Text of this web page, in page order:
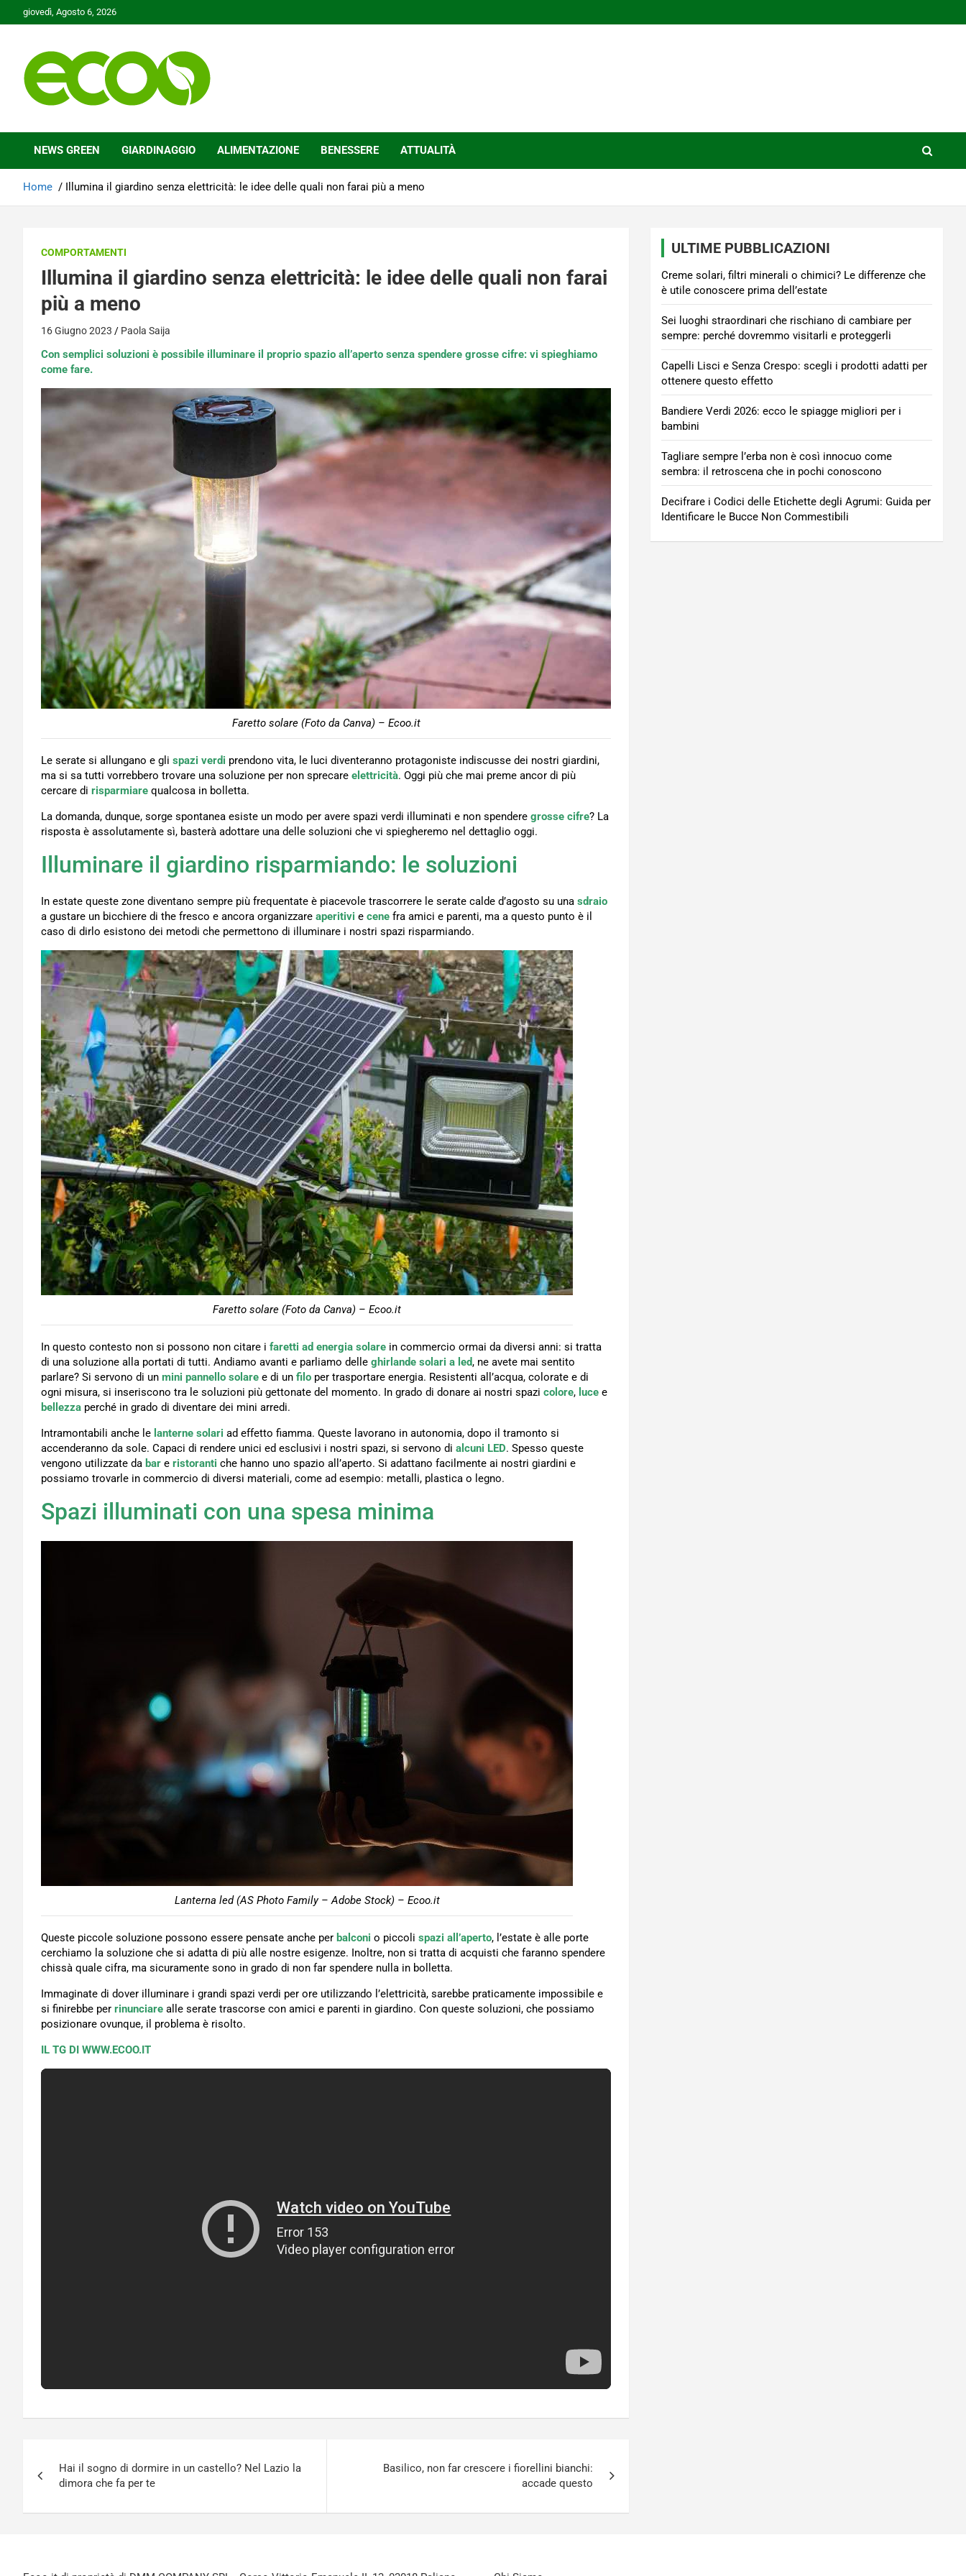
to
giovedì, Agosto 6, 2026
Ecoo.it
NEWS GREEN GIARDINAGGIO ALIMENTAZIONE BENESSERE ATTUALITÀ
Home Illumina il giardino senza elettricità: le idee delle quali non farai più a meno
COMPORTAMENTI
Illumina il giardino senza elettricità: le idee delle quali non farai
più a meno
16 Giugno 2023 Paola Saija
Con semplici soluzioni è possibile illuminare il proprio spazio all’aperto senza spendere grosse cifre: vi spieghiamo
come fare.
Faretto solare (Foto da Canva) – Ecoo.it
Le serate si allungano e gli spazi verdi prendono vita, le luci diventeranno protagoniste indiscusse dei nostri giardini,
ma si sa tutti vorrebbero trovare una soluzione per non sprecare elettricità. Oggi più che mai preme ancor di più
cercare di risparmiare qualcosa in bolletta.
La domanda, dunque, sorge spontanea esiste un modo per avere spazi verdi illuminati e non spendere grosse cifre? La
risposta è assolutamente sì, basterà adottare una delle soluzioni che vi spiegheremo nel dettaglio oggi.
Illuminare il giardino risparmiando: le soluzioni
In estate queste zone diventano sempre più frequentate è piacevole trascorrere le serate calde d’agosto su una sdraio
a gustare un bicchiere di the fresco e ancora organizzare aperitivi e cene fra amici e parenti, ma a questo punto è il
caso di dirlo esistono dei metodi che permettono di illuminare i nostri spazi risparmiando.
Faretto solare (Foto da Canva) – Ecoo.it
In questo contesto non si possono non citare i faretti ad energia solare in commercio ormai da diversi anni: si tratta
di una soluzione alla portati di tutti. Andiamo avanti e parliamo delle ghirlande solari a led, ne avete mai sentito
parlare? Si servono di un mini pannello solare e di un filo per trasportare energia. Resistenti all’acqua, colorate e di
ogni misura, si inseriscono tra le soluzioni più gettonate del momento. In grado di donare ai nostri spazi colore, luce e
bellezza perché in grado di diventare dei mini arredi.
Intramontabili anche le lanterne solari ad effetto fiamma. Queste lavorano in autonomia, dopo il tramonto si
accenderanno da sole. Capaci di rendere unici ed esclusivi i nostri spazi, si servono di alcuni LED. Spesso queste
vengono utilizzate da bar e ristoranti che hanno uno spazio all’aperto. Si adattano facilmente ai nostri giardini e
possiamo trovarle in commercio di diversi materiali, come ad esempio: metalli, plastica o legno.
Spazi illuminati con una spesa minima
Lanterna led (AS Photo Family – Adobe Stock) – Ecoo.it
Queste piccole soluzione possono essere pensate anche per balconi o piccoli spazi all’aperto, l’estate è alle porte
cerchiamo la soluzione che si adatta di più alle nostre esigenze. Inoltre, non si tratta di acquisti che faranno spendere
chissà quale cifra, ma sicuramente sono in grado di non far spendere nulla in bolletta.
Immaginate di dover illuminare i grandi spazi verdi per ore utilizzando l’elettricità, sarebbe praticamente impossibile e
si finirebbe per rinunciare alle serate trascorse con amici e parenti in giardino. Con queste soluzioni, che possiamo
posizionare ovunque, il problema è risolto.
IL TG DI WWW.ECOO.IT
articoli
Hai il sogno di dormire in un castello? Nel Lazio la
dimora che fa per te
Basilico, non far crescere i fiorellini bianchi:
accade questo
ULTIME PUBBLICAZIONI
Creme solari, filtri minerali o chimici? Le differenze che
è utile conoscere prima dell’estate
Sei luoghi straordinari che rischiano di cambiare per
sempre: perché dovremmo visitarli e proteggerli
Capelli Lisci e Senza Crespo: scegli i prodotti adatti per
ottenere questo effetto
Bandiere Verdi 2026: ecco le spiagge migliori per i
bambini
Tagliare sempre l’erba non è così innocuo come
sembra: il retroscena che in pochi conoscono
Decifrare i Codici delle Etichette degli Agrumi: Guida per
Identificare le Bucce Non Commestibili